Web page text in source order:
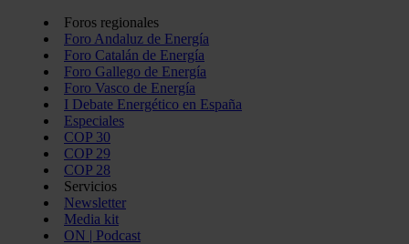
Foros regionales
Foro Andaluz de Energía
Foro Catalán de Energía
Foro Gallego de Energía
Foro Vasco de Energía
I Debate Energético en España
Especiales
COP 30
COP 29
COP 28
Servicios
Newsletter
Media kit
ON | Podcast